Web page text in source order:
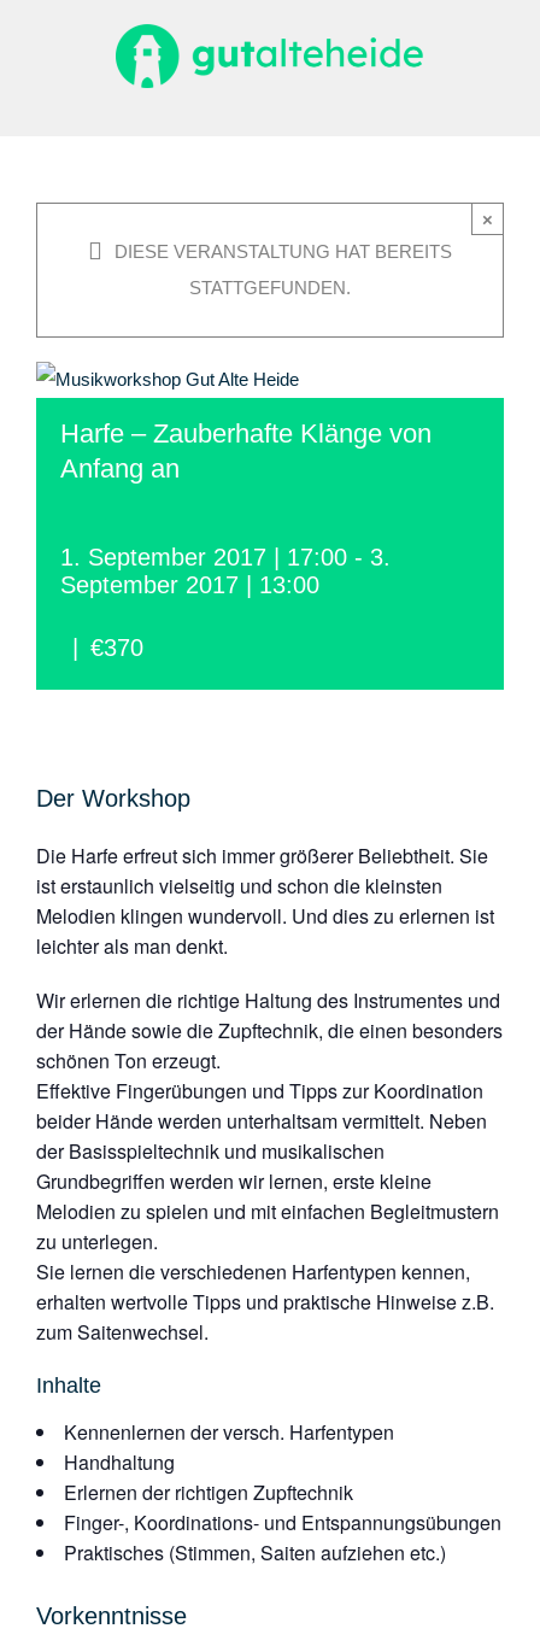
×
DIESE VERANSTALTUNG HAT BEREITS
STATTGEFUNDEN.
Harfe – Zauberhafte Klänge von
Anfang an
1. September 2017 | 17:00 - 3.
September 2017 | 13:00
| €370
Der Workshop
Die Harfe erfreut sich immer größerer Beliebtheit. Sie
ist erstaunlich vielseitig und schon die kleinsten
Melodien klingen wundervoll. Und dies zu erlernen ist
leichter als man denkt.
Wir erlernen die richtige Haltung des Instrumentes und
der Hände sowie die Zupftechnik, die einen besonders
schönen Ton erzeugt.
Effektive Fingerübungen und Tipps zur Koordination
beider Hände werden unterhaltsam vermittelt. Neben
der Basisspieltechnik und musikalischen
Grundbegriffen werden wir lernen, erste kleine
Melodien zu spielen und mit einfachen Begleitmustern
zu unterlegen.
Sie lernen die verschiedenen Harfentypen kennen,
erhalten wertvolle Tipps und praktische Hinweise z.B.
zum Saitenwechsel.
Inhalte
Kennenlernen der versch. Harfentypen
Handhaltung
Erlernen der richtigen Zupftechnik
Finger-, Koordinations- und Entspannungsübungen
Praktisches (Stimmen, Saiten aufziehen etc.)
Vorkenntnisse